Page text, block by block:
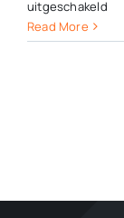
uitgeschakeldvoor
FIT
Read More